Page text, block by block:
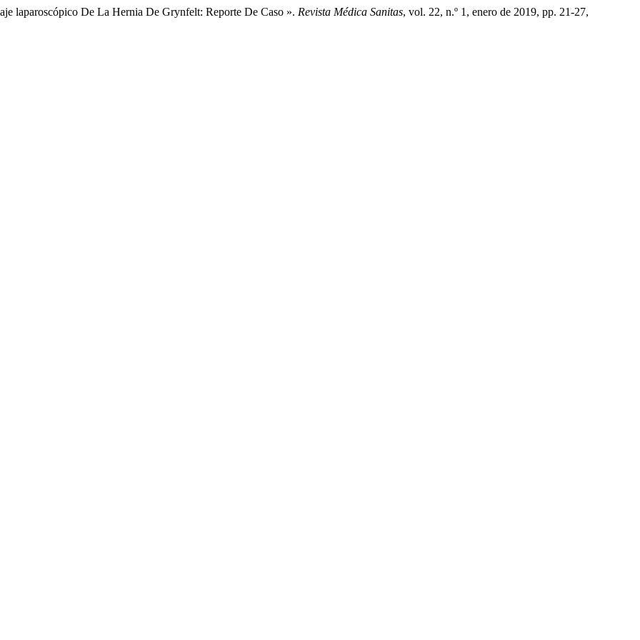
laparoscópico De La Hernia De Grynfelt: Reporte De Caso ». Revista Médica Sanitas, vol. 22, n.º 1, enero de 2019, pp. 21-27,